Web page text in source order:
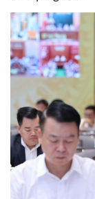
giá đất; xây
định giá đất cụ
theo trình tự thủ
phương giải
xác định giá đất.